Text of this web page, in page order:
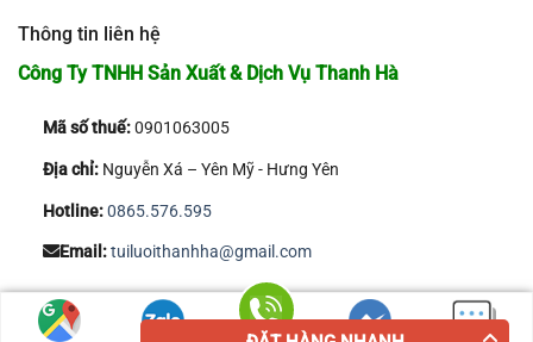
Thông tin liên hệ
Công Ty TNHH Sản Xuất & Dịch Vụ Thanh Hà
Mã số thuế:0901063005
Địa chỉ:Nguyễn Xá – Yên Mỹ - Hưng Yên
Hotline:0865.576.595
Email:tuiluoithanhha@gmail.com
Copyright 2026 © Công Ty TNHH Sản Xuất & Dịch Vụ Thanh Hà